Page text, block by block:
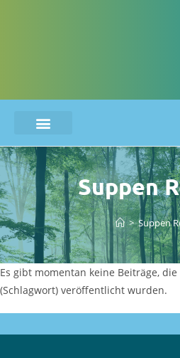
Suppen
> Suppen
Es gibt momentan keine Beiträge,
(Schlagwort) veröffentlicht wurden.